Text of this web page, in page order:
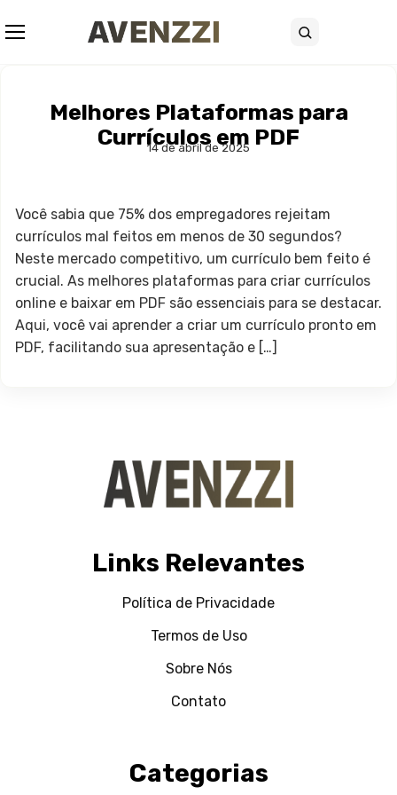
Buscar
Melhores Plataformas para
Currículos em PDF
14 de abril de 2025
Você sabia que 75% dos empregadores rejeitam
currículos mal feitos em menos de 30 segundos?
Neste mercado competitivo, um currículo bem feito é
crucial. As melhores plataformas para criar currículos
online e baixar em PDF são essenciais para se destacar.
Aqui, você vai aprender a criar um currículo pronto em
PDF, facilitando sua apresentação e […]
Links Relevantes
Política de Privacidade
Termos de Uso
Sobre Nós
Contato
Categorias